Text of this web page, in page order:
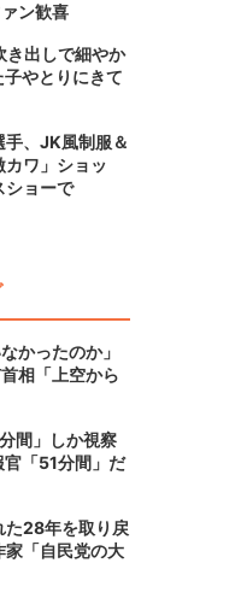
ン歓喜
き出しで細やか
やとりにきて
手、JK風制服＆
カワ」ショッ
ョーで
かったのか」
相「上空から
間」しか視察
「51分間」だ
た28年を取り戻
「自民党の大